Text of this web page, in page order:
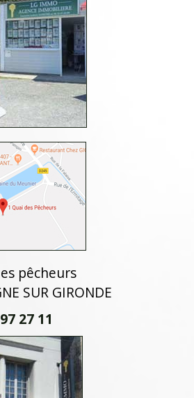
pêcheurs
SUR GIRONDE
27 11